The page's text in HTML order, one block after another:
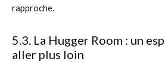
rapproche.
5.3. La Hugger Room : un
aller plus loin